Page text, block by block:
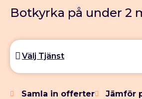
Botkyrka på under 2
Samla in offerter
Jämför